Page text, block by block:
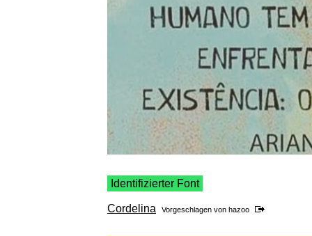
Identifizierter Font
Cordelina Vorgeschlagen von hazoo